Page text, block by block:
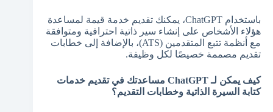
باستخدام ChatGPT، يمكنك تقديم خدمة قيمة لمساعدة
هؤلاء الأشخاص على إنشاء سير ذاتية احترافية ومتوافقة
مع أنظمة تتبع المتقدمين (ATS)، بالإضافة إلى خطابات
تقديم مصممة خصيصًا لكل وظيفة.
كيف يمكن لـ ChatGPT مساعدتك في تقديم خدمات
كتابة السيرة الذاتية وخطابات التقديم؟